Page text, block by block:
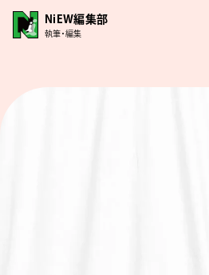
NiEW編集部
執筆・編集